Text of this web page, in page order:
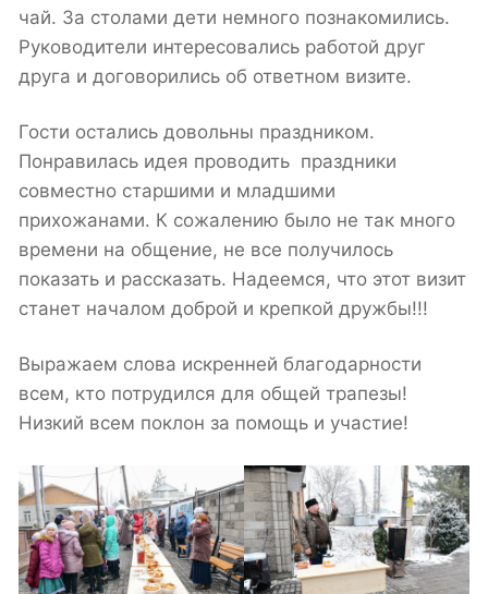
чай. За столами дети немного познакомились.
Руководители интересовались работой друг
друга и договорились об ответном визите.
Гости остались довольны праздником.
Понравилась идея проводить праздники
совместно старшими и младшими
прихожанами. К сожалению было не так много
времени на общение, не все получилось
показать и рассказать. Надеемся, что этот визит
станет началом доброй и крепкой дружбы!!!
Выражаем слова искренней благодарности
всем, кто потрудился для общей трапезы!
Низкий всем поклон за помощь и участие!